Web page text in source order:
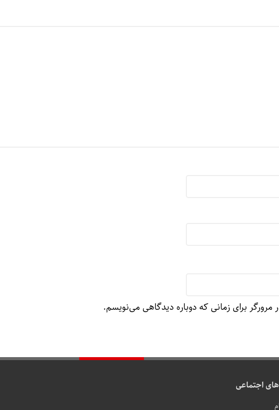
برای زمانی که دوباره دیدگاهی می‌نویسم.
اجتماعی